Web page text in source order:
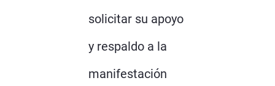
solicitar su apoyo
y respaldo a la
manifestación